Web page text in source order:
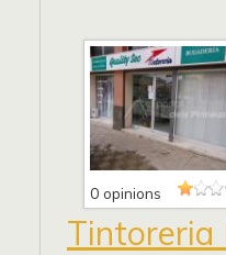
0 opinions
Tintoreria